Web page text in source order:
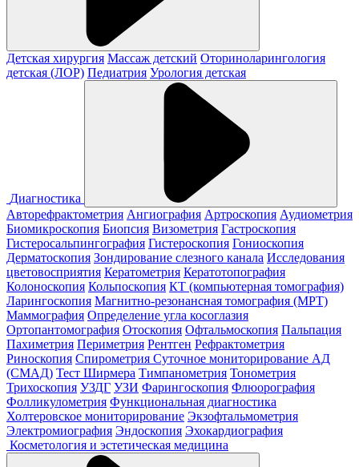
Детская хирургия Массаж детский Оториноларингология
детская (ЛОР) Педиатрия Урология детская
Диагностика
Авторефрактометрия Ангиография Артроскопия Аудиометрия
Биомикроскопия Биопсия Визометрия Гастроскопия
Гистеросальпингография Гистероскопия Гониоскопия
Дерматоскопия Зондирование слезного канала Исследования
цветовосприятия Кератометрия Кератотопография
Колоноскопия Кольпоскопия КТ (компьютерная томография)
Ларингоскопия Магнитно-резонансная томография (МРТ)
Маммография Определение угла косоглазия
Ортопантомография Отоскопия Офтальмоскопия Пальпация
Пахиметрия Периметрия Рентген Рефрактометрия
Риноскопия Спирометрия Суточное мониторирование АД
(СМАД) Тест Ширмера Тимпанометрия Тонометрия
Трихоскопия УЗДГ УЗИ Фарингоскопия Флюорография
Фолликулометрия Функциональная диагностика
Холтеровское мониторирование Экзофтальмометрия
Электромиография Эндоскопия Эхокардиография
Косметология и эстетическая медицина